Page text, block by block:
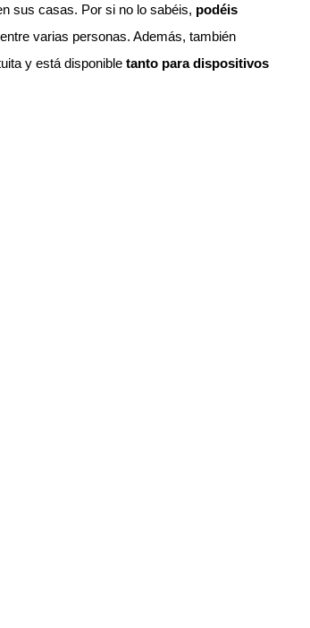
sus casas. Por si no lo sabéis, podéis
varias personas. Además, también
y está disponible tanto para dispositivos